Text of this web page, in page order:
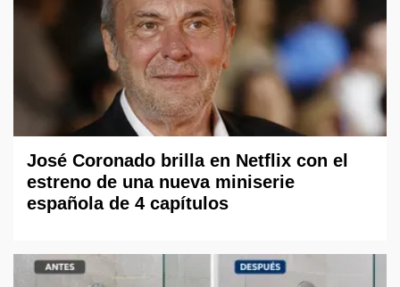
José Coronado brilla en Netflix con el
estreno de una nueva miniserie
española de 4 capítulos